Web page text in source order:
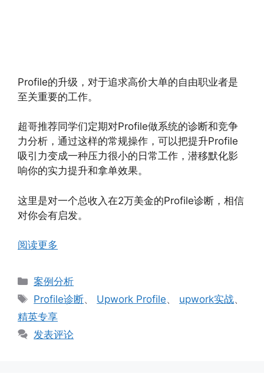
Profile的升级，对于追求高价大单的自由职业者是
至关重要的工作。
超哥推荐同学们定期对Profile做系统的诊断和竞争
力分析，通过这样的常规操作，可以把提升Profile
吸引力变成一种压力很小的日常工作，潜移默化影
响你的实力提升和拿单效果。
这里是对一个总收入在2万美金的Profile诊断，相信
对你会有启发。
阅读更多
分
类
案例分析
标
签
Profile诊断、 Upwork Profile、 upwork实战、
精英专享
发表评论